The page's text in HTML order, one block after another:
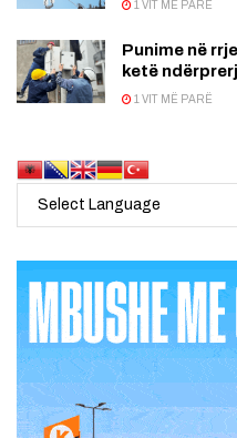
1 VIT MË PARË
Punime në
ketë
1 VIT MË PARË